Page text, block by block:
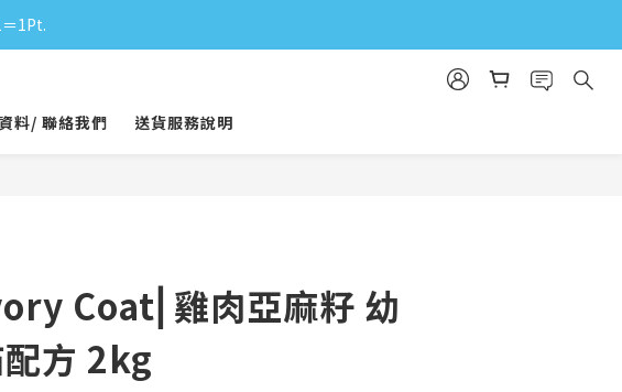
1Pt.
料/ 聯絡我們 送貨服務說明
Coat⎜雞肉亞麻籽 幼
方 2kg